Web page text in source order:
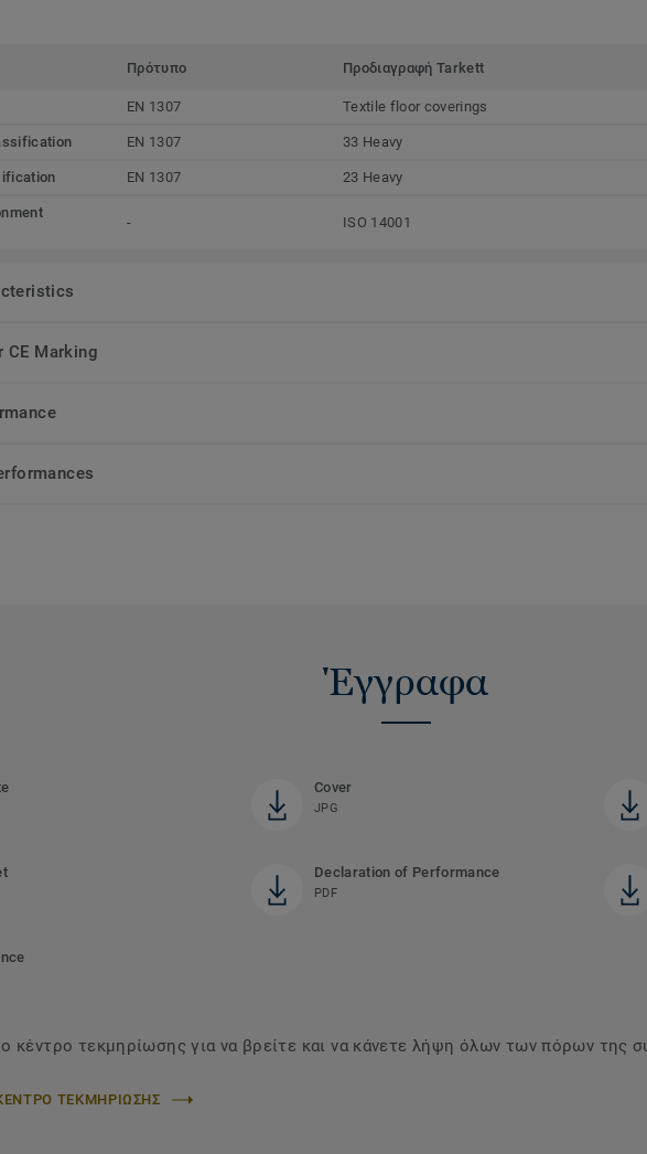
Πρότυπο Προδιαγραφή Tarkett
EN 1307 Textile floor coverings
EN 1307 33 Heavy
EN 1307 23 Heavy
- ISO 14001
CE Marking
Έγγραφα
Cover
JPG
Declaration of Performance
PDF
κέντρο τεκμηρίωσης για να βρείτε και να κάνετε λήψη όλων των πόρων της
ΤΕΚΜΗΡΙΩΣΗΣ